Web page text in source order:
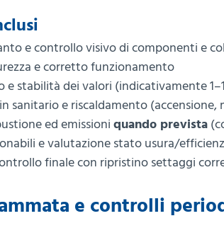
e controllo visivo di componenti e
e corretto funzionamento
e stabilità dei valori (indicativamente
sanitario e riscaldamento (accensione,
ed emissioni quando prevista
e valutazione stato usura/
finale con ripristino settaggi
e controlli